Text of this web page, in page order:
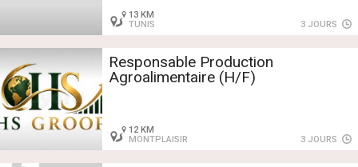
13 KM
TUNIS
3 JOURS
Responsable Production
Agroalimentaire (H/F)
12 KM
MONTPLAISIR
3 JOURS